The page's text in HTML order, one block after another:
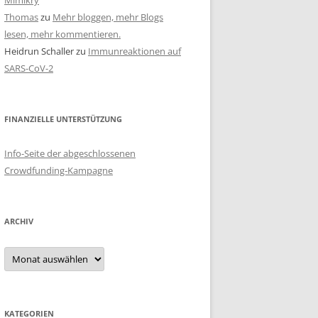
Thomaszu Mehr bloggen, mehr Blogs
lesen, mehr kommentieren.
Heidrun Schallerzu Immunreaktionen auf
SARS-CoV-2
FINANZIELLE UNTERSTÜTZUNG
Info-Seite der abgeschlossenen
Crowdfunding-Kampagne
ARCHIV
Archiv
KATEGORIEN